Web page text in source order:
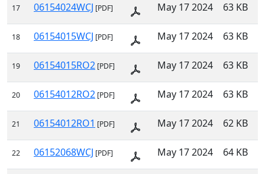
17 06154024WCJ [PDF] May 17 2024 63 KB
18 06154015WCJ [PDF] May 17 2024 63 KB
19 06154015RO2 [PDF] May 17 2024 63 KB
20 06154012RO2 [PDF] May 17 2024 63 KB
21 06154012RO1 [PDF] May 17 2024 62 KB
22 06152068WCJ [PDF] May 17 2024 64 KB